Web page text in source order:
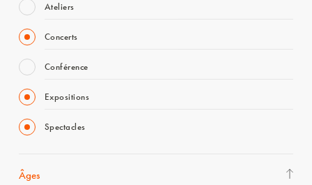
Ateliers
Concerts
Conférence
Expositions
Spectacles
Âges